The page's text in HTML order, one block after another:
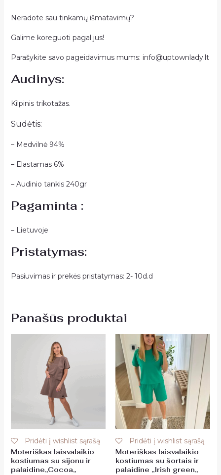
Neradote sau tinkamų išmatavimų?
Galime koreguoti pagal jus!
Parašykite savo pageidavimus mums: info@uptownlady.lt
Audinys:
Kilpinis trikotažas.
Sudėtis:
– Medvilnė 94%
– Elastamas 6%
– Audinio tankis 240gr
Pagaminta :
– Lietuvoje
Pristatymas:
Pasiuvimas ir prekės pristatymas: 2- 10d.d
Panašūs produktai
Pridėti į wishlist sąrašą
Moteriškas laisvalaikio
kostiumas su sijonu ir
palaidine,,Cocoa,,
Pridėti į wishlist sąrašą
Moteriškas laisvalaikio
kostiumas su šortais ir
palaidine ,,Irish green,,